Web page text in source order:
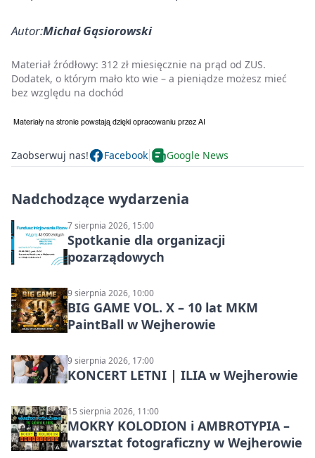
Autor:Michał Gąsiorowski
Materiał źródłowy: 312 zł miesięcznie na prąd od ZUS.
Dodatek, o którym mało kto wie – a pieniądze możesz mieć
bez względu na dochód
Zaobserwuj nas! Facebook Google News
Nadchodzące wydarzenia
7 sierpnia 2026, 15:00
Spotkanie dla organizacji
pozarządowych
9 sierpnia 2026, 10:00
BIG GAME VOL. X – 10 lat MKM
PaintBall w Wejherowie
9 sierpnia 2026, 17:00
KONCERT LETNI | ILIA w Wejherowie
15 sierpnia 2026, 11:00
MOKRY KOLODION i AMBROTYPIA –
warsztat fotograficzny w Wejherowie